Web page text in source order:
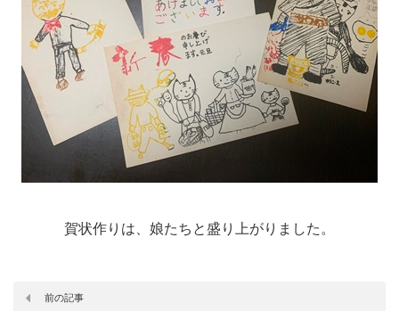
賀状作りは、娘たちと盛り上がりました。
前の記事